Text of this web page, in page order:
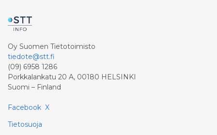
Oy Suomen Tietotoimisto
tiedote@stt.fi
(09) 6958 1286
Porkkalankatu 20 A, 00180 HELSINKI
Suomi – Finland
Facebook X
Tietosuoja